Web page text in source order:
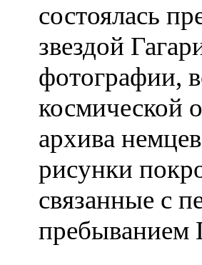
состоялась
звездой
фотографии,
космической
архива
рисунки
связанные с
пребыванием